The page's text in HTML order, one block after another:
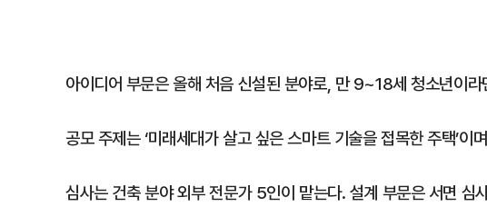
아이디어 부문은 올해 처음 신설된 분야로, 만 9~18세 청소년이
공모 주제는 ‘미래세대가 살고 싶은 스마트 기술을 접목한 주택’
심사는 건축 분야 외부 전문가 5인이 맡는다. 설계 부문은 서면